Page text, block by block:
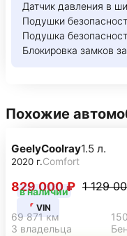
Датчик давления в
Подушки
Подушка
Блокировка замков
Похожие
в наличии
VIN
GeelyCoolray1.5 л.
2020 г.Comfort
829 000 ₽ 1 129
69 871 км
3 владельца